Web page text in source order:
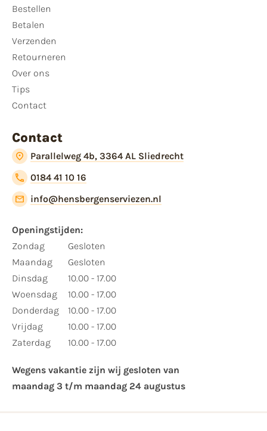
Bestellen
Betalen
Verzenden
Retourneren
Over ons
Tips
Contact
Contact
Parallelweg 4b, 3364 AL Sliedrecht
0184 41 10 16
info@hensbergenserviezen.nl
Openingstijden:​
​Zondag
Maandag
Dinsdag
Woensdag
Donderdag
Vrijdag
Zaterdag
Gesloten
Gesloten
10.00 - 17.00
10.00 - 17.00
10.00 - 17.00
10.00 - 17.00
10.00 - 17.00
Wegens vakantie zijn wij gesloten van ​
maandag 3 t/m maandag 24 augustus